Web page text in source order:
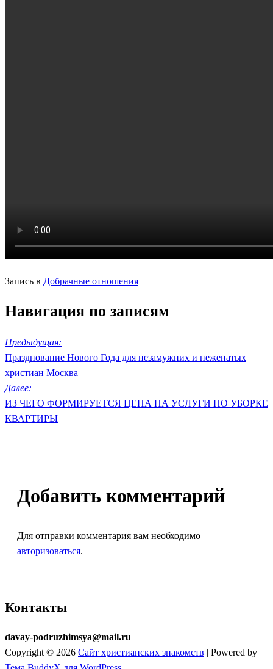
Запись в Добрачные отношения
Навигация по записям
Предыдущая:
Празднование Нового Года для незамужних и неженатых
христиан Москва
Далее:
ИЗ ЧЕГО ФОРМИРУЕТСЯ ЦЕНА НА УСЛУГИ ПО УБОРКЕ
КВАРТИРЫ
Добавить комментарий
Для отправки комментария вам необходимо
авторизоваться.
Контакты
davay-podruzhimsya@mail.ru
Copyright © 2026 Сайт христианских знакомств | Powered by